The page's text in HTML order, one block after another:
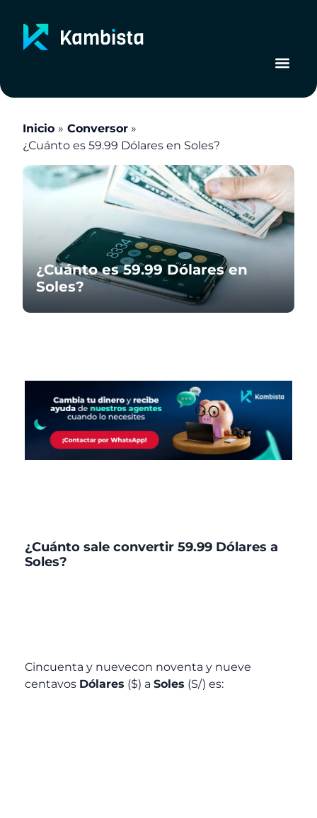
contenido
Inicio
Conversor
¿Cuánto es 59.99 Dólares en Soles?
¿Cuánto es 59.99 Dólares en
Soles?
¿Cuánto sale convertir 59.99 Dólares a
Soles?
Cincuenta y nuevecon noventa y nueve
centavos Dólares ($) a Soles (S/) es: